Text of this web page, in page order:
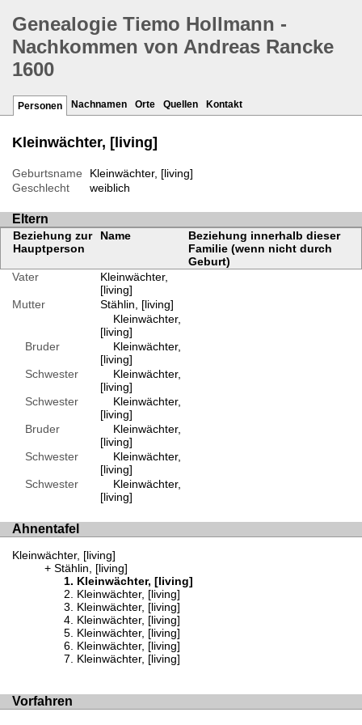
Genealogie Tiemo Hollmann -
Nachkommen von Andreas Rancke
1600
Personen Nachnamen Orte Quellen Kontakt
Kleinwächter, [living]
Geburtsname
Kleinwächter, [living]
Geschlecht
weiblich
Eltern
Beziehung zur
Hauptperson
Name
Beziehung innerhalb dieser
Familie (wenn nicht durch
Geburt)
Vater
Kleinwächter,
[living]
Mutter
Stählin, [living]
Kleinwächter,
[living]
Bruder
Kleinwächter,
[living]
Schwester
Kleinwächter,
[living]
Schwester
Kleinwächter,
[living]
Bruder
Kleinwächter,
[living]
Schwester
Kleinwächter,
[living]
Schwester
Kleinwächter,
[living]
Ahnentafel
Kleinwächter, [living]
Stählin, [living]
Kleinwächter, [living]
Kleinwächter, [living]
Kleinwächter, [living]
Kleinwächter, [living]
Kleinwächter, [living]
Kleinwächter, [living]
Kleinwächter, [living]
Vorfahren